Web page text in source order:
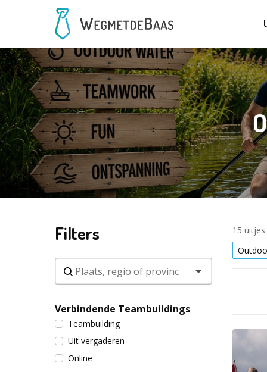
Filters
Verbindende Teambuildings
Teambuilding
Uit vergaderen
Online
15